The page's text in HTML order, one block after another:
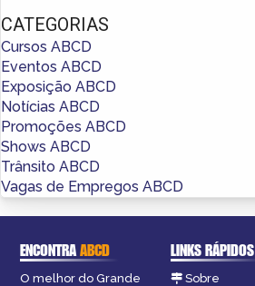
CATEGORIAS
Cursos ABCD
Eventos ABCD
Exposição ABCD
Notícias ABCD
Promoções ABCD
Shows ABCD
Trânsito ABCD
Vagas de Empregos ABCD
ENCONTRAABCD
O melhor do Grande
LINKS RÁPIDOS
Sobre